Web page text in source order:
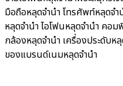
มือถือหลุดจำนำ โทรศัพท์หลุดจำ
หลุดจำนำ ไอโฟนหลุดจำนำ คอ
กล้องหลุดจำนำ เครื่องประดับห
ของแบรนด์เนมหลุดจำนำ